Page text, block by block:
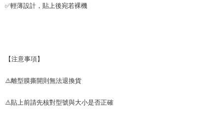
✅輕薄設計，貼上後宛若裸機
【注意事項】
⚠️離型膜撕開則無法退換貨
⚠️貼上前請先核對型號與大小是否正確